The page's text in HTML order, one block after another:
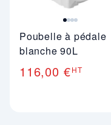
Poubelle à pédale
blanche 90L
116,00 €HT